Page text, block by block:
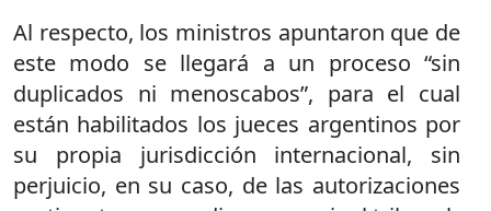
Al respecto, los ministros apuntaron que de
este modo se llegará a un proceso “sin
duplicados ni menoscabos”, para el cual
están habilitados los jueces argentinos por
su propia jurisdicción internacional, sin
perjuicio, en su caso, de las autorizaciones